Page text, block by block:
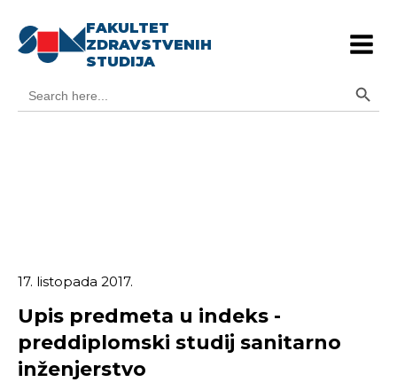
FAKULTET
ZDRAVSTVENIH
STUDIJA
for:
17. listopada 2017.
Upis predmeta u indeks -
preddiplomski studij sanitarno
inženjerstvo